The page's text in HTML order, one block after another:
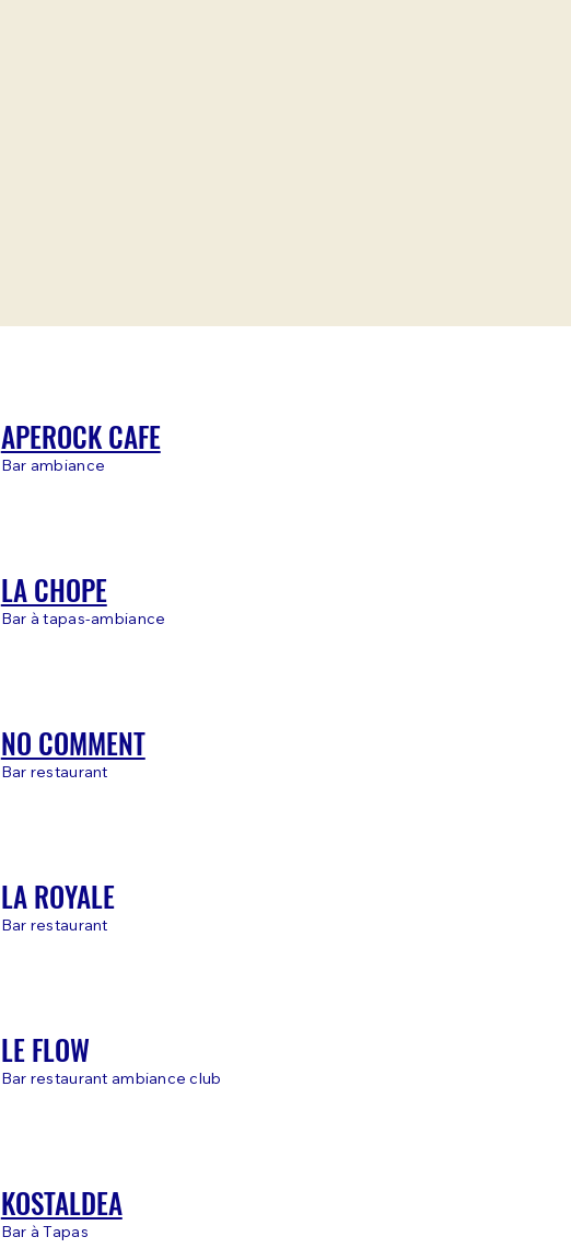
APEROCK CAFE
Bar ambiance
LA CHOPE
Bar à tapas-ambiance
NO COMMENT
Bar restaurant
LA ROYALE
Bar restaurant
LE FLOW
Bar restaurant ambiance club
KOSTALDEA
Bar à Tapas